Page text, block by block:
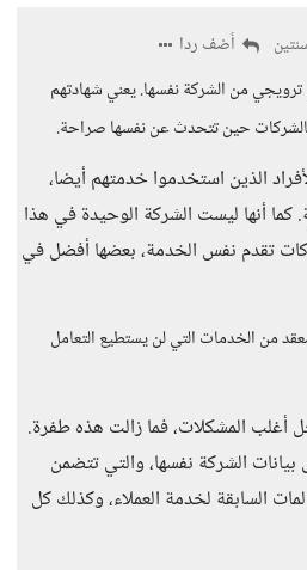
أضف ردا
ترويجي من الشركة نفسها. يعني شهادتهم
حين تتحدث عن نفسها صراحة.
الذين استخدموا خدمتهم أيضا،
كما أنها ليست الشركة الوحيدة في هذا
تقدم نفس الخدمة، بعضها أفضل في
من الخدمات التي لن يستطيع التعامل
أغلب المشكلات، فما زالت هذه طفرة.
بيانات الشركة نفسها، والتي تتضمن
السابقة لخدمة العملاء، وكذلك كل